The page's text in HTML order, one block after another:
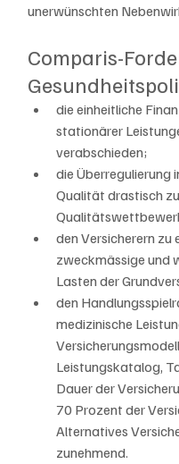
unerwünschten
Comparis-
die einheitliche
stationärer
verabschieden;
die Überregulierung
Qualität drastisch
den Versicherern zu
zweckmässige und
Lasten der
den
medizinische
Leistungskatalog,
Dauer der
70 Prozent der
Alternatives
zunehmend.